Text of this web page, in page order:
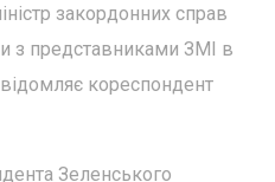
закордонних справ
з представниками ЗМІ в
кореспондент
Зеленського